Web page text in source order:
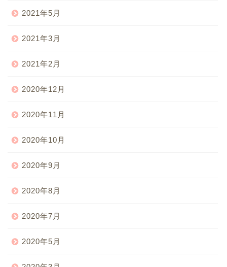
2021年5月
2021年3月
2021年2月
2020年12月
2020年11月
2020年10月
2020年9月
2020年8月
2020年7月
2020年5月